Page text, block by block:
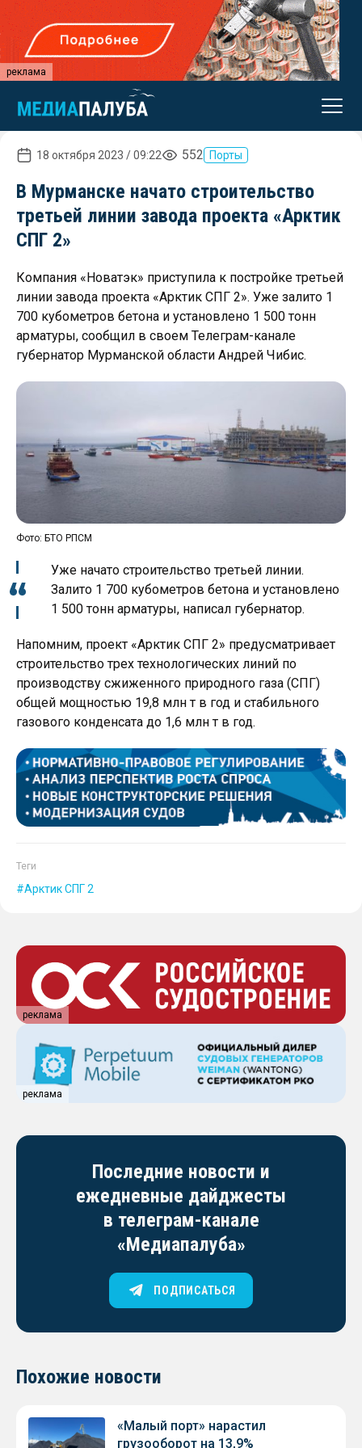
реклама
18 октября 2023 / 09:22 552 Порты
В Мурманске начато строительство
третьей линии завода проекта «Арктик
СПГ 2»
Компания «Новатэк» приступила к постройке третьей
линии завода проекта «Арктик СПГ 2». Уже залито 1
700 кубометров бетона и установлено 1 500 тонн
арматуры, сообщил в своем Телеграм-канале
губернатор Мурманской области Андрей Чибис.
Фото: БТО РПСМ
Уже начато строительство третьей линии.
Залито 1 700 кубометров бетона и установлено
1 500 тонн арматуры, написал губернатор.
Напомним, проект «Арктик СПГ 2» предусматривает
строительство трех технологических линий по
производству сжиженного природного газа (СПГ)
общей мощностью 19,8 млн т в год и стабильного
газового конденсата до 1,6 млн т в год.
Теги
Арктик СПГ 2
реклама
реклама
Последние новости и
ежедневные дайджесты
в телеграм-канале
«Медиапалуба»
ПОДПИСАТЬСЯ
Похожие новости
«Малый порт» нарастил
грузооборот на 13,9%